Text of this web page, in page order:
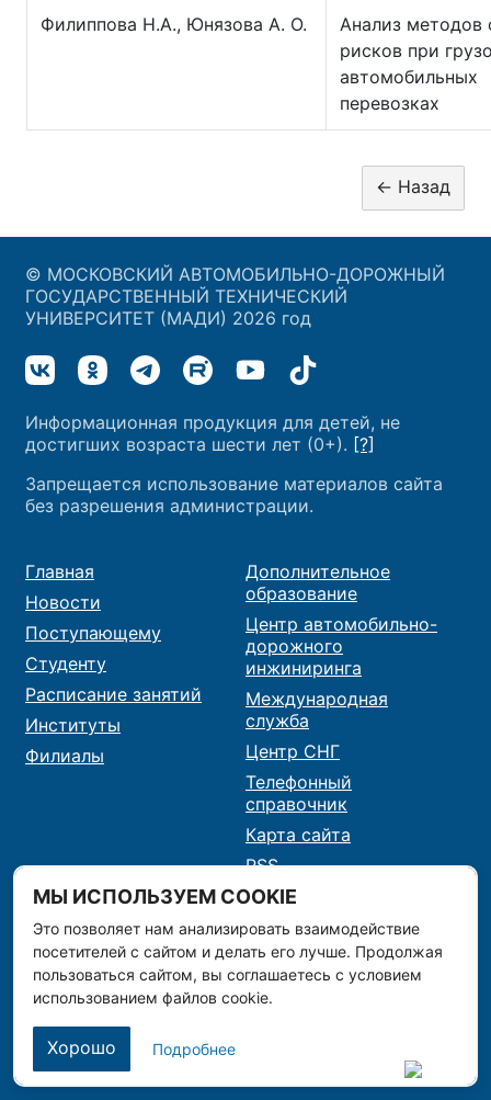
Филиппова Н.А., Юнязова А. О.
Анализ методов
рисков при
автомобильных
перевозках
МЫ ИСПОЛЬЗУЕМ COOKIE
Это позволяет нам анализировать взаимодействие
посетителей с сайтом и делать его лучше. Продолжая
пользоваться сайтом, вы соглашаетесь с условием
использованием файлов cookie.
Хорошо Подробнее
© МОСКОВСКИЙ АВТОМОБИЛЬНО-ДОРОЖНЫЙ
ГОСУДАРСТВЕННЫЙ ТЕХНИЧЕСКИЙ
УНИВЕРСИТЕТ (МАДИ) 2026 год
Информационная продукция для детей, не
достигших возраста шести лет (0+). [?]
Запрещается использование материалов сайта
без разрешения администрации.
Главная
Новости
Поступающему
Студенту
Расписание занятий
Институты
Филиалы
Дополнительное
образование
Центр автомобильно-
дорожного
инжиниринга
Международная
служба
Центр СНГ
Телефонный
справочник
Карта сайта
RSS
Сведения об образовательной организации
Сведения о доходах
Комплексная безопасность
Противодействие коррупции
Кибербезопасность
Обратная связь